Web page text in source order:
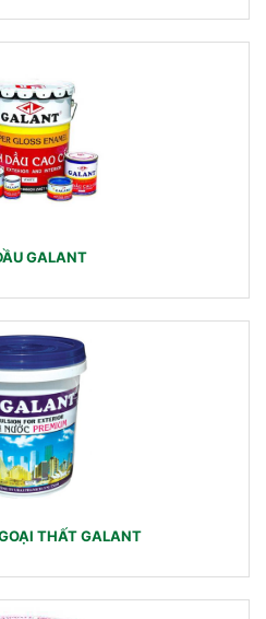
GALANT
THẤT GALANT